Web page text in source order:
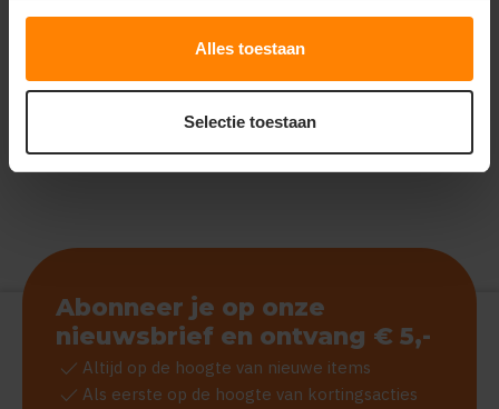
Alles toestaan
Selectie toestaan
PERSONALISEER
2207
PERSONALISEER
Abonneer je op onze
nieuwsbrief en ontvang € 5,-
check Altijd op de hoogte van nieuwe items
check Als eerste op de hoogte van kortingsacties